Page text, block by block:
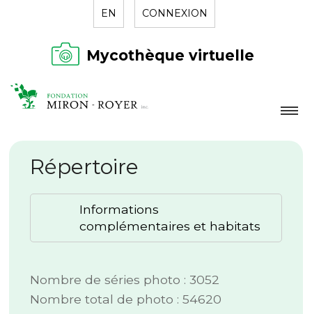
EN CONNEXION
Mycothèque virtuelle
LA FONDATION
NOUVELLES
RÉPERTOIRE
Répertoire
Informations
complémentaires et habitats
Nombre de séries photo : 3052
Nombre total de photo : 54620